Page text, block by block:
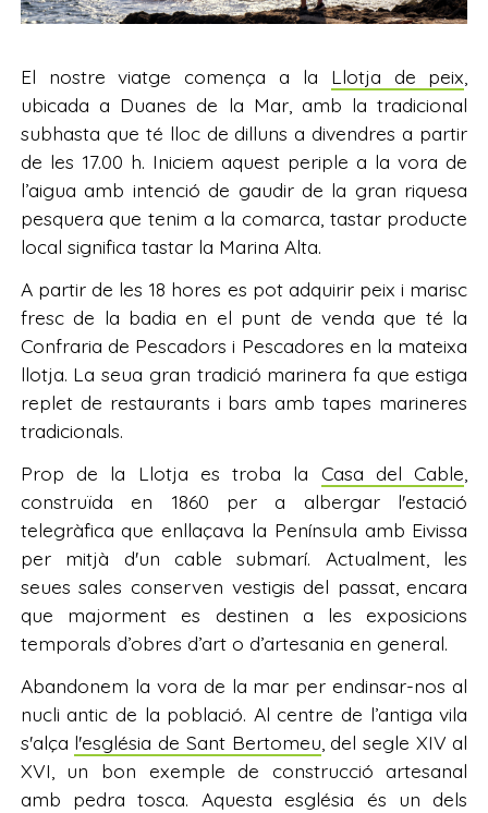
El nostre viatge comença a la Llotja de peix
ubicada a Duanes de la Mar, amb la tradicional
subhasta que té lloc de dilluns a divendres a partir
de les 17.00 h. Iniciem aquest periple a la vora de
l’aigua amb intenció de gaudir de la gran riquesa
pesquera que tenim a la comarca, tastar producte
local significa tastar la Marina Alta.
A partir de les 18 hores es pot adquirir peix i marisc
fresc de la badia en el punt de venda que té la
Confraria de Pescadors i Pescadores en la mateixa
llotja. La seua gran tradició marinera fa que estiga
replet de restaurants i bars amb tapes marineres
tradicionals.
Prop de la Llotja es troba la Casa del Cable
construïda en 1860 per a albergar l'estació
telegràfica que enllaçava la Península amb Eivissa
per mitjà d'un cable submarí. Actualment, les
seues sales conserven vestigis del passat, encara
que majorment es destinen a les exposicions
temporals d’obres d’art o d’artesania en general.
Abandonem la vora de la mar per endinsar-nos al
nucli antic de la població. Al centre de l’antiga vila
s'alça l'església de Sant Bertomeu , del segle XIV al
XVI, un bon exemple de construcció artesanal
amb pedra tosca. Aquesta església és un dels